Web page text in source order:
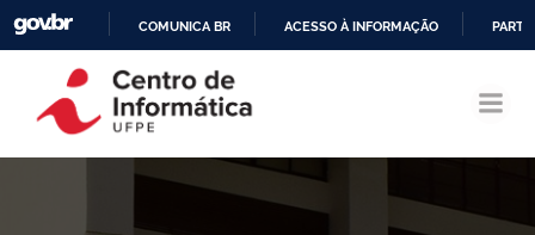
CONTEÚDO
COMUNICA BR ACESSO À INFORMAÇÃO